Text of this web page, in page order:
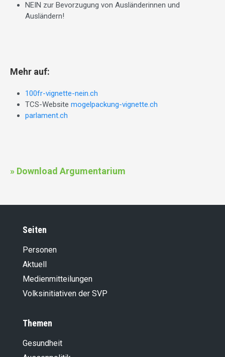
NEIN zur Bevorzugung von Ausländerinnen und
Ausländern!
Mehr auf:
100fr-vignette-nein.ch
TCS-Website mogelpackung-vignette.ch
parlament.ch
» Download Argumentarium
Seiten
Personen
Aktuell
Medienmitteilungen
Volksinitiativen der SVP
Themen
Gesundheit